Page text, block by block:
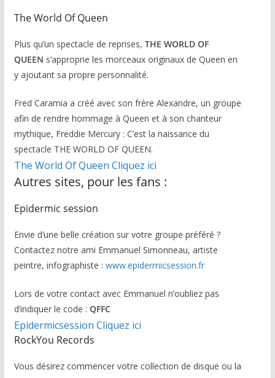
The World Of Queen
Plus qu’un spectacle de reprises, THE WORLD OF
QUEEN s’approprie les morceaux originaux de Queen en
y ajoutant sa propre personnalité.
Fred Caramia a créé avec son frère Alexandre, un groupe
afin de rendre hommage à Queen et à son chanteur
mythique, Freddie Mercury : C’est la naissance du
spectacle THE WORLD OF QUEEN.
The World Of Queen Cliquez ici
Autres sites, pour les fans :
Epidermic session
Envie d’une belle création sur votre groupe préféré ?
Contactez notre ami Emmanuel Simonneau, artiste
peintre, infographiste : www.epidermicsession.fr
Lors de votre contact avec Emmanuel n’oubliez pas
d’indiquer le code : QFFC
Epidermicsession Cliquez ici
RockYou Records
Vous désirez commencer votre collection de disque ou la